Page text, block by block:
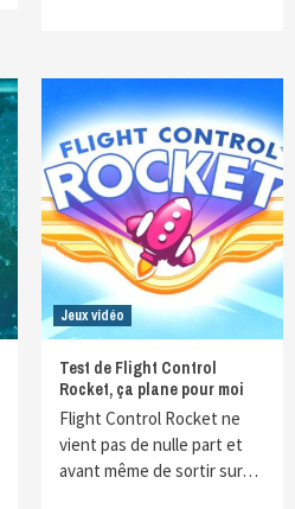
Jeux vidéo
Test de Flight Control
Rocket, ça plane pour moi
Flight Control Rocket ne
vient pas de nulle part et
avant même de sortir sur…